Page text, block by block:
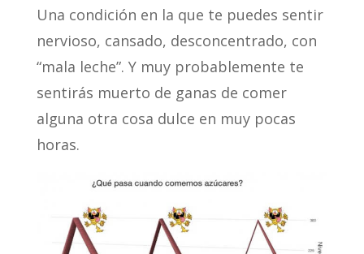
Una condición en la que te puedes sentir
nervioso, cansado, desconcentrado, con
“mala leche”. Y muy probablemente te
sentirás muerto de ganas de comer
alguna otra cosa dulce en muy pocas
horas.